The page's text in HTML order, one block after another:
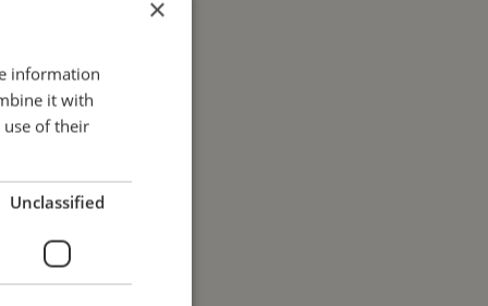
×
information
it with
of their
Unclassified